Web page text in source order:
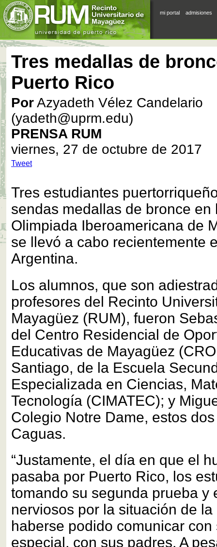
mi portal admisiones
Tres medallas de
Puerto Rico
PorAzyadeth Vélez Candelario
(yadeth@uprm.edu)
PRENSA RUM
viernes, 27 de octubre de 2017
Tweet
Tres estudiantes
sendas medallas de bronce en
Olimpiada Iberoamericana de
se llevó a cabo recientemente
Argentina.
Los alumnos, que son
profesores del Recinto
Mayagüez (RUM), fueron
del Centro Residencial de
Educativas de Mayagüez
Santiago, de la Escuela
Especializada en Ciencias,
Tecnología (CIMATEC); y
Colegio Notre Dame, estos
Caguas.
“Justamente, el día en que el
pasaba por Puerto Rico, los
tomando su segunda prueba y
nerviosos por la situación de
haberse podido comunicar
especial, con sus padres. A